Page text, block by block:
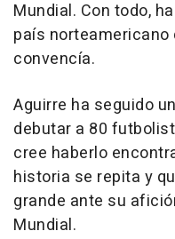
Mundial. Con todo,
país norteamericano
convencía.
Aguirre ha seguido
debutar a 80
cree haberlo
historia se repita y
grande ante su
Mundial.